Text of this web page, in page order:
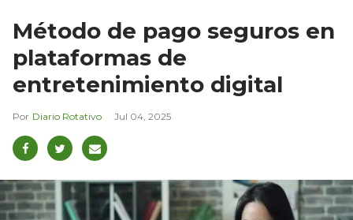
Método de pago seguros en
plataformas de
entretenimiento digital
Diario Rotativo Jul 04, 2025